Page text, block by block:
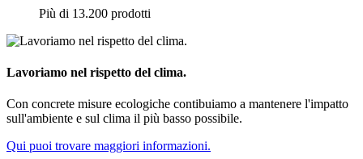
Più di 13.200 prodotti
Lavoriamo nel rispetto del clima.
Con concrete misure ecologiche contibuiamo a mantenere l'impatto
sull'ambiente e sul clima il più basso possibile.
Qui puoi trovare maggiori informazioni.